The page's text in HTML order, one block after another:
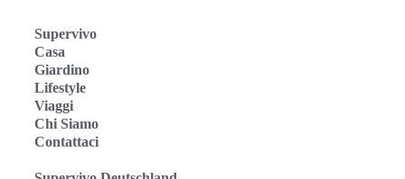
Supervivo
Casa
Giardino
Lifestyle
Viaggi
Chi Siamo
Contattaci